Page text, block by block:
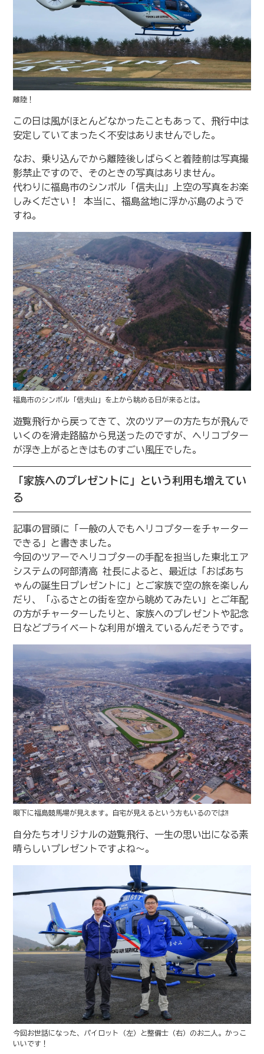
離陸！
この日は風がほとんどなかったこともあって、飛行中は
安定していてまったく不安はありませんでした。
なお、乗り込んでから離陸後しばらくと着陸前は写真撮
影禁止ですので、そのときの写真はありません。
代わりに福島市のシンボル「信夫山」上空の写真をお楽
しみください！ 本当に、福島盆地に浮かぶ島のようで
すね。
福島市のシンボル「信夫山」を上から眺める日が来るとは。
遊覧飛行から戻ってきて、次のツアーの方たちが飛んで
いくのを滑走路脇から見送ったのですが、ヘリコプター
が浮き上がるときはものすごい風圧でした。
「家族へのプレゼントに」という利用も増えてい
る
記事の冒頭に「一般の人でもヘリコプターをチャーター
できる」と書きました。
今回のツアーでヘリコプターの手配を担当した東北エア
システムの阿部清高 社長によると、最近は「おばあち
ゃんの誕生日プレゼントに」とご家族で空の旅を楽しん
だり、「ふるさとの街を空から眺めてみたい」とご年配
の方がチャーターしたりと、家族へのプレゼントや記念
日などプライベートな利用が増えているんだそうです。
眼下に福島競馬場が見えます。自宅が見えるという方もいるのでは⁈
自分たちオリジナルの遊覧飛行、一生の思い出になる素
晴らしいプレゼントですよね〜。
今回お世話になった、パイロット（左）と整備士（右）のお二人。かっこ
いいです！